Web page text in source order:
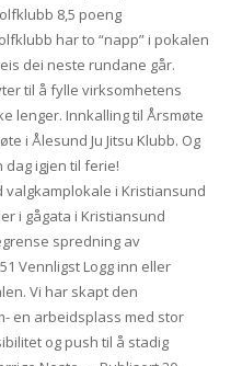
8,5 poeng
har to “napp” i pokalen
dei neste rundane går.
til å fylle virksomhetens
lenger. Innkalling til Årsmøte
i Ålesund Ju Jitsu Klubb. Og
igjen til ferie!
valgkamplokale i Kristiansund
i gågata i Kristiansund
spredning av
Vennligst Logg inn eller
Vi har skapt den
en arbeidsplass med stor
og push til å stadig